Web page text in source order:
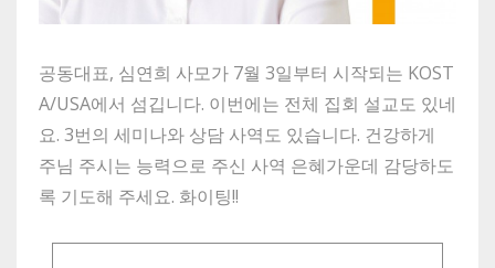
공동대표, 심연희 사모가 7월 3일부터 시작되는 KOST
A/USA에서 섬깁니다. 이번에는 전체 집회 설교도 있네
요. 3번의 세미나와 상담 사역도 있습니다. 건강하게
주님 주시는 능력으로 주신 사역 은혜가운데 감당하도
록 기도해 주세요. 화이팅!!